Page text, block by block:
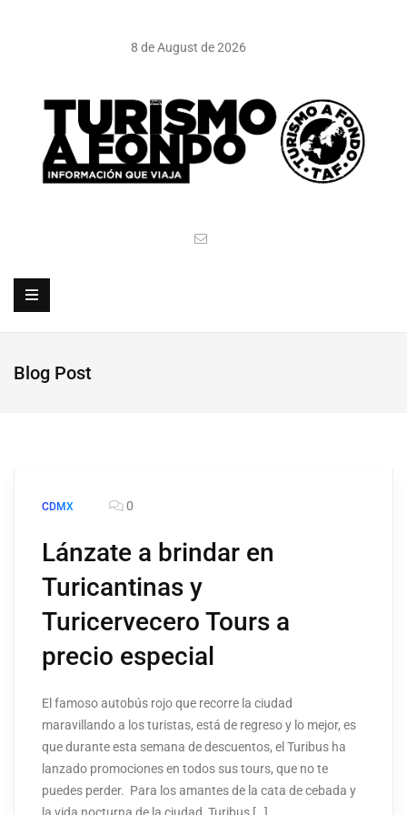
8 de August de 2026
Blog Post
CDMX 0
Lánzate a brindar en
Turicantinas y
Turicervecero Tours a
precio especial
El famoso autobús rojo que recorre la ciudad
maravillando a los turistas, está de regreso y lo mejor, es
que durante esta semana de descuentos, el Turibus ha
lanzado promociones en todos sus tours, que no te
puedes perder. Para los amantes de la cata de cebada y